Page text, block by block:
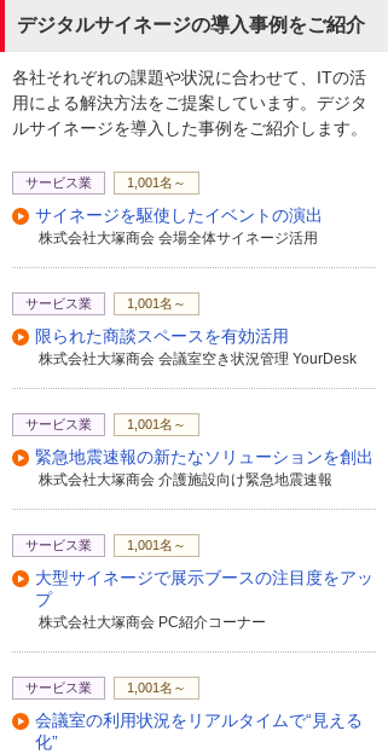
す。
このように簡単にコンテンツを再生するこ
とができます。再生を終了します。一覧画
画面に自動的に戻ります。
を再生することも可能です。
単にコンテンツを再生することができま
す。再生を終了するには画面にタッチし
て、閉じるボタンを押します。
いかがだったでしょうか。社内での研修や
お客様へのプレゼンテーション、工場内で
の作業指示やマニュアルの閲覧などに活用
をご検討いただければと思います。以上、
デジタルサイネージの新たな活用方法のご
紹介でございました。
デジタルサイネージの導入事例をご紹介
各社それぞれの課題や状況に合わせて、ITの活
用による解決方法をご提案しています。デジタ
ルサイネージを導入した事例をご紹介します。
サービス業 1,001名～
サイネージを駆使したイベントの演出
株式会社大塚商会 会場全体サイネージ活用
サービス業 1,001名～
限られた商談スペースを有効活用
株式会社大塚商会 会議室空き状況管理 YourDesk
サービス業 1,001名～
緊急地震速報の新たなソリューションを創出
株式会社大塚商会 介護施設向け緊急地震速報
サービス業 1,001名～
大型サイネージで展示ブースの注目度をアッ
プ
株式会社大塚商会 PC紹介コーナー
サービス業 1,001名～
会議室の利用状況をリアルタイムで“見える
化”